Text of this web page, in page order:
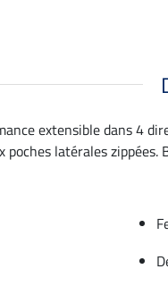
extensible dans 4
latérales zippées.